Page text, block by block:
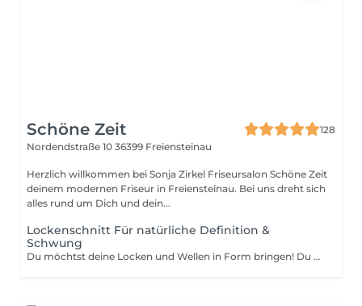
Schöne Zeit
128
Nordendstraße 10 36399 Freiensteinau
Herzlich willkommen bei Sonja Zirkel Friseursalon Schöne Zeit
deinem modernen Friseur in Freiensteinau. Bei uns dreht sich
alles rund um Dich und dein...
Lockenschnitt Für natürliche Definition &
Schwung
Du möchtst deine Locken und Wellen in Form bringen! Du erhältst eine ausführliche Beratung mit wertvollen Tipps für die richtige Pflege und das Styling zu Hause. Nach einer verwöhnenden Haarwäsche mit auf deine Locken abgestimmter Pflege, schneiden wir dein Haar mit individuellen Techniken Lockenschneidetechniken ob Dry Cut, Calligraphen-Schnitt für perfekt definierte Wellen und natürliche Sprungkraft. Dein Look wird mit einem professionellen Styling abgerundet. Tipp: Bring gerne deine gewohnten Haarpflege- und Stylingprodukte mit, damit wir deine Routine optimal auf deine Locken abstimmen können.